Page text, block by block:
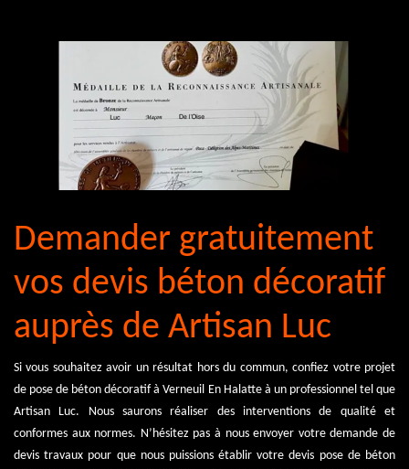
Demander gratuitement
vos devis béton décoratif
auprès de Artisan Luc
Si vous souhaitez avoir un résultat hors du commun, confiez votre projet
de pose de béton décoratif à Verneuil En Halatte à un professionnel tel que
Artisan Luc. Nous saurons réaliser des interventions de qualité et
conformes aux normes. N’hésitez pas à nous envoyer votre demande de
devis travaux pour que nous puissions établir votre devis pose de béton